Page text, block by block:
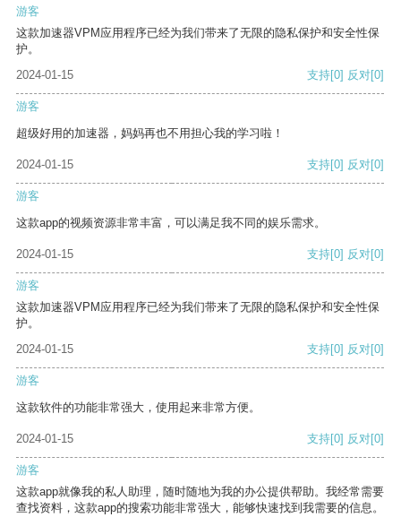
游客
这款加速器VPM应用程序已经为我们带来了无限的隐私保护和安全性保
护。
2024-01-15
支持[0] 反对[0]
游客
超级好用的加速器，妈妈再也不用担心我的学习啦！
2024-01-15 支持[0] 反对[0]
游客
这款app的视频资源非常丰富，可以满足我不同的娱乐需求。
2024-01-15 支持[0] 反对[0]
游客
这款加速器VPM应用程序已经为我们带来了无限的隐私保护和安全性保
护。
2024-01-15
支持[0] 反对[0]
游客
这款软件的功能非常强大，使用起来非常方便。
2024-01-15 支持[0] 反对[0]
游客
这款app就像我的私人助理，随时随地为我的办公提供帮助。我经常需要
查找资料，这款app的搜索功能非常强大，能够快速找到我需要的信息。